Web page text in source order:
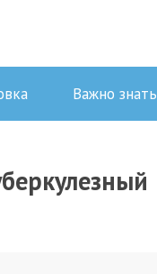
Важно знать